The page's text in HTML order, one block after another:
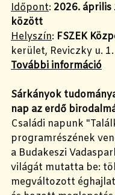
Időpont: 2026. április
között
Helyszín: FSZEK
kerület, Reviczky u. 1.
További információ
Sárkányok
nap az erdő
Családi napunk
programrészének
a Budakeszi
világát mutatta be:
megváltozott